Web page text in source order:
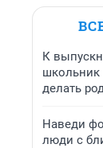
К
школьник
делать
Наведи
люди с